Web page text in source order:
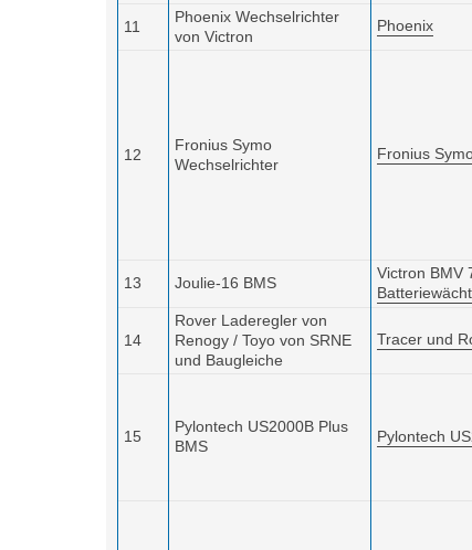
11
Phoenix Wechselrichter
von Victron
Phoenix
12
Fronius Symo
Wechselrichter
Fronius
13 Joulie-16 BMS
Victron BMV
14
Rover Laderegler von
Renogy / Toyo von SRNE
und Baugleiche
Tracer und
15
Pylontech US2000B Plus
BMS
Pylontech